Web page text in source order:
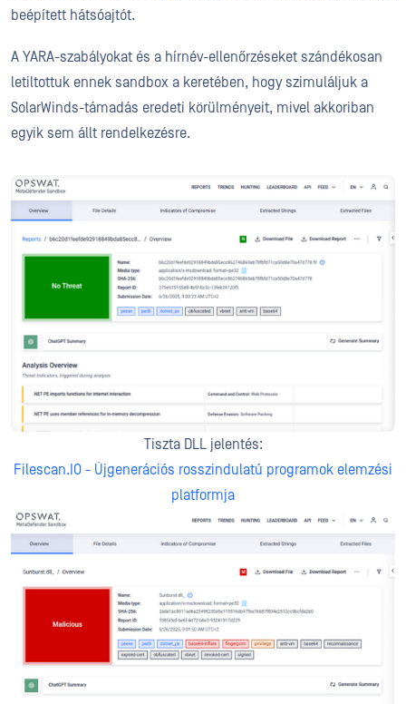
beépített hátsóajtót.
A YARA-szabályokat és a hírnév-ellenőrzéseket szándékosan
letiltottuk ennek sandbox a keretében, hogy szimuláljuk a
SolarWinds-támadás eredeti körülményeit, mivel akkoriban
egyik sem állt rendelkezésre.
Tiszta DLL jelentés:
Filescan.IO - Újgenerációs rosszindulatú programok elemzési
platformja